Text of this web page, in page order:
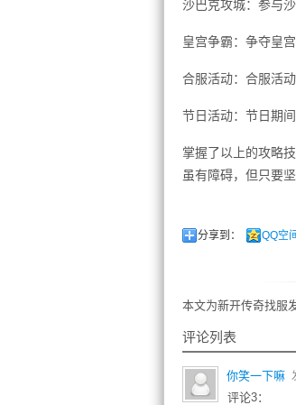
沙巴克攻城：参与
皇宫争霸：争夺皇
合服活动：合服活
节日活动：节日期
掌握了以上的攻略
虽有障碍，但只要
分享到： QQ空间
本文为新开传奇找服
评论列表
你笑一下嘛
评论3：